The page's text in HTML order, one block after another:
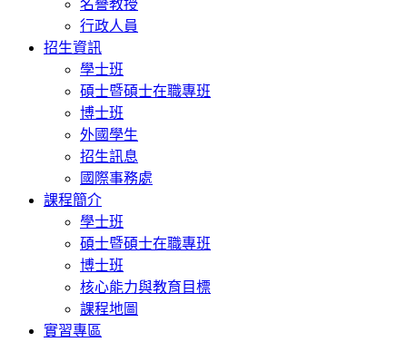
名譽教授
行政人員
招生資訊
學士班
碩士暨碩士在職專班
博士班
外國學生
招生訊息
國際事務處
課程簡介
學士班
碩士暨碩士在職專班
博士班
核心能力與教育目標
課程地圖
實習專區